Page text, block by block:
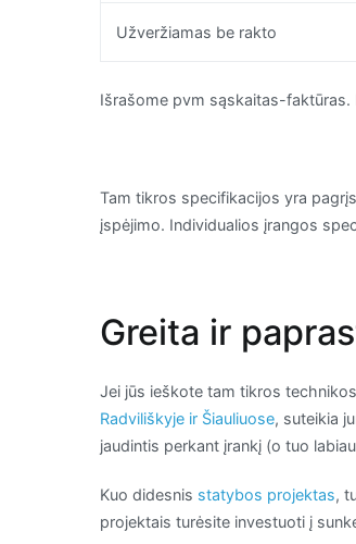
Užveržiamas be rakto
Išrašome pvm sąskaitas-faktūras.
Tam tikros specifikacijos yra
įspėjimo. Individualios įrangos
Greita ir
Jei jūs ieškote tam tikros
Radviliškyje ir Šiauliuose, suteikia
jaudintis perkant įrankį (o tuo
Kuo didesnis statybos projektas,
projektais turėsite investuoti į